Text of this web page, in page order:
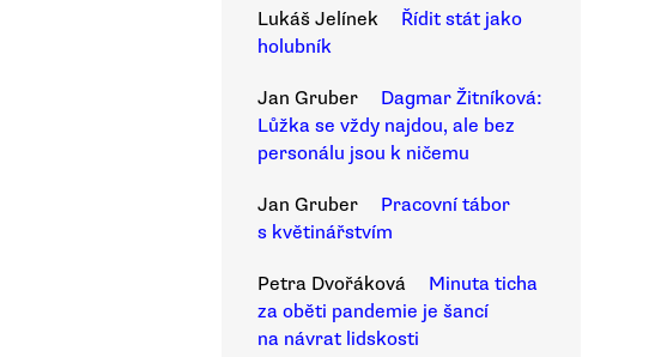
Lukáš Jelínek
Řídit stát jako
holubník
Jan Gruber
Dagmar Žitníková:
Lůžka se vždy najdou, ale bez
personálu jsou k ničemu
Jan Gruber
Pracovní tábor
s květinářstvím
Petra Dvořáková
Minuta ticha
za oběti pandemie je šancí
na návrat lidskosti